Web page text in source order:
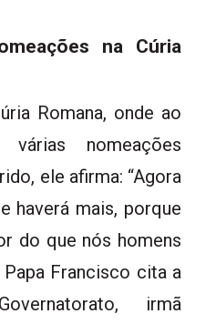
na Cúria
Romana, onde ao
nomeações
ele afirma: “Agora
haverá mais, porque
do que nós homens
Francisco cita a
irmã